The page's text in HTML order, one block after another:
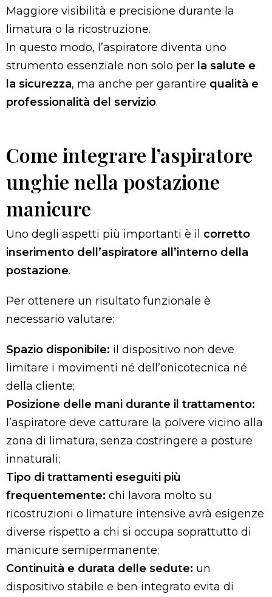
Maggiore visibilità e precisione durante la
limatura o la ricostruzione.
In questo modo, l’aspiratore diventa uno
strumento essenziale non solo per la salute e
la sicurezza, ma anche per garantire qualità e
professionalità del servizio.
Come integrare l’aspiratore
unghie nella postazione
manicure
Uno degli aspetti più importanti è il corretto
inserimento dell’aspiratore all’interno della
postazione.
Per ottenere un risultato funzionale è
necessario valutare:
Spazio disponibile: il dispositivo non deve
limitare i movimenti né dell’onicotecnica né
della cliente;
Posizione delle mani durante il trattamento:
l’aspiratore deve catturare la polvere vicino alla
zona di limatura, senza costringere a posture
innaturali;
Tipo di trattamenti eseguiti più
frequentemente: chi lavora molto su
ricostruzioni o limature intensive avrà esigenze
diverse rispetto a chi si occupa soprattutto di
manicure semipermanente;
Continuità e durata delle sedute: un
dispositivo stabile e ben integrato evita di